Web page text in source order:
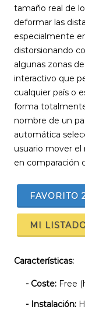
tamaño real de
deformar las
especialmente
distorsionando
algunas zonas
interactivo que
cualquier país o
forma
nombre de un
automática
usuario mover
en comparación
FAVORITO
MI
Características:
- Coste: Free
- Instalación: